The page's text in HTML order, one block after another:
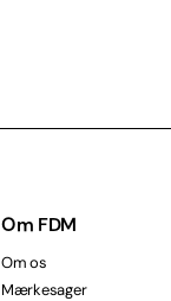
Om FDM
Om os
Mærkesager